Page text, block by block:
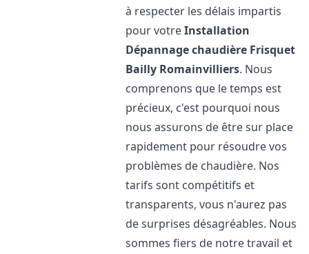
à respecter les délais impartis
pour votreInstallation
Dépannage chaudière Frisquet
Bailly Romainvilliers. Nous
comprenons que le temps est
précieux, c'est pourquoi nous
nous assurons de être sur place
rapidement pour résoudre vos
problèmes de chaudière. Nos
tarifs sont compétitifs et
transparents, vous n'aurez pas
de surprises désagréables. Nous
sommes fiers de notre travail et